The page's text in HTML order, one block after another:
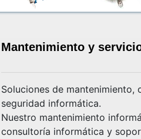
Mantenimiento y
Soluciones de mantenimiento,
seguridad informática.
Nuestro mantenimiento
consultoría informática y